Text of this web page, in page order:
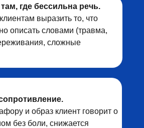
и образ клиент говорит о
без боли, снижается
там, где бессильна речь.
выразить то, что
описать словами (травма,
сложные